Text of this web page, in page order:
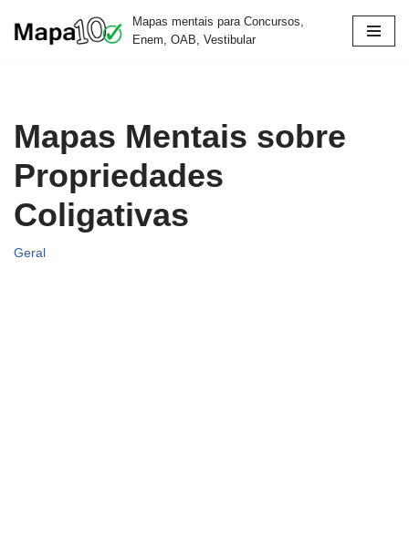
Mapas mentais para Concursos,
Enem, OAB, Vestibular
Mapas Mentais sobre
Propriedades
Coligativas
Geral